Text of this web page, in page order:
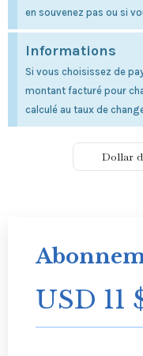
en souvenez pas ou si
Informations
Si vous choisissez de
montant facturé pour
calculé au taux de
Dollar
USD 11